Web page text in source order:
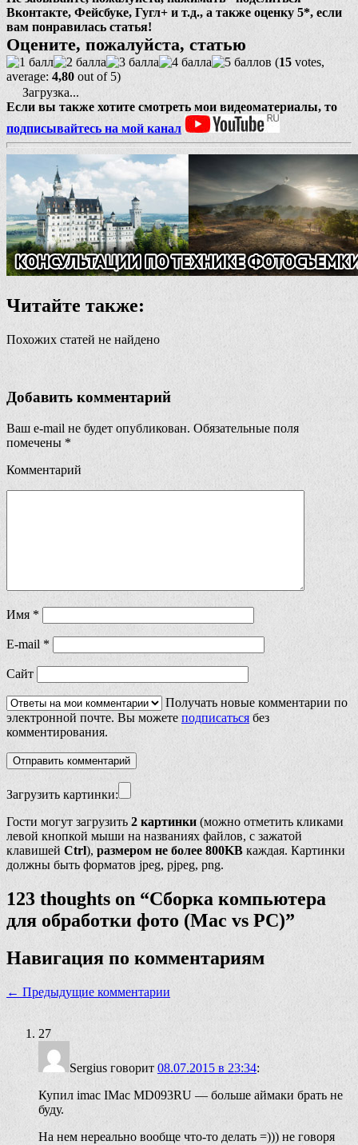
Вконтакте, Фейсбуке, Гугл+ и т.д., а также оценку 5*, если
вам понравилась статья!
Оцените, пожалуйста, статью
(15 votes,
average: 4,80 out of 5)
Загрузка...
Если вы также хотите смотреть мои видеоматериалы, то
подписывайтесь на мой канал
Читайте также:
Похожих статей не найдено
Добавить комментарий
Ваш e-mail не будет опубликован. Обязательные поля
помечены *
Комментарий
Имя *
E-mail *
Сайт
Получать новые комментарии по
электронной почте. Вы можете подписаться без
комментирования.
Загрузить картинки:
Гости могут загрузить 2 картинки (можно отметить кликами
левой кнопкой мыши на названиях файлов, с зажатой
клавишей Ctrl), размером не более 800KB каждая. Картинки
должны быть форматов jpeg, pjpeg, png.
123 thoughts on “Сборка компьютера
для обработки фото (Mac vs PC)”
Навигация по комментариям
← Предыдущие комментарии
27
Sergius говорит 08.07.2015 в 23:34:
Купил imac IMac MD093RU — больше аймаки брать не
буду.
На нем нереально вообще что-то делать =))) не говоря